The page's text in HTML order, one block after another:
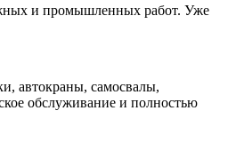
и промышленных работ. Уже
автокраны, самосвалы,
обслуживание и полностью